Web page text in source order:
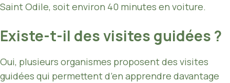
Saint Odile, soit environ 40 minutes en voiture.
Existe-t-il des visites guidées ?
Oui, plusieurs organismes proposent des visites
guidées qui permettent d’en apprendre davantage